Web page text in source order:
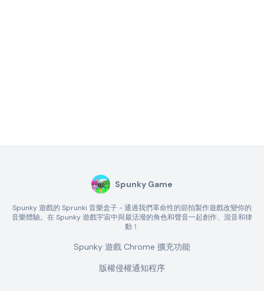
Spunky Game
Spunky 遊戲的 Sprunki 音樂盒子 - 通過我們革命性的節拍製作遊戲改變你的
音樂體驗。在 Spunky 遊戲宇宙中與最活潑的角色和聲音一起創作、混音和律
動！
Spunky 遊戲 Chrome 擴充功能
版權侵權通知程序